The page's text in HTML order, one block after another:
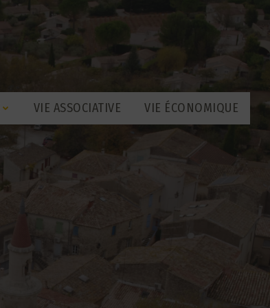
VIE ASSOCIATIVE VIE ÉCONOMIQUE